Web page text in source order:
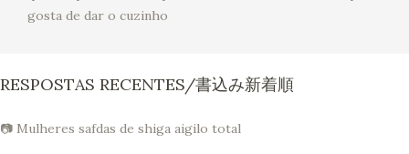
gosta de dar o cuzinho
RESPOSTAS RECENTES/書込み新着順
📷 Mulheres safdas de shiga aigilo total